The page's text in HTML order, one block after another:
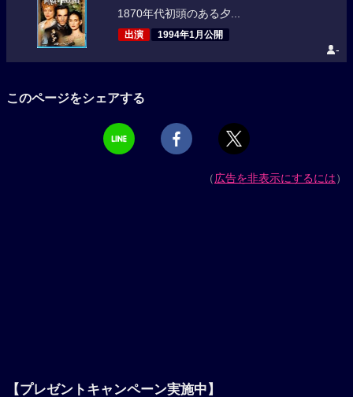
1870年代初頭のある夕...
出演 1994年1月公開
-
このページをシェアする
（広告を非表示にするには）
【プレゼントキャンペーン実施中】